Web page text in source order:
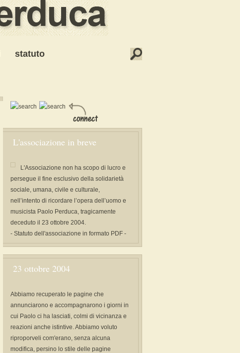
statuto
L'associazione in breve
L'Associazione non ha scopo di lucro e
persegue il fine esclusivo della solidarietà
sociale, umana, civile e culturale,
nell’intento di ricordare l’opera dell’uomo e
musicista Paolo Perduca, tragicamente
deceduto il 23 ottobre 2004.
- Statuto dell'associazione in formato PDF -
23 ottobre 2004
Abbiamo recuperato le pagine che
annunciarono e accompagnarono i giorni in
cui Paolo ci ha lasciati, colmi di vicinanza e
reazioni anche istintive. Abbiamo voluto
riproporveli com'erano, senza alcuna
modifica, persino lo stile delle pagine